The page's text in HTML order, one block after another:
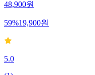
48,900원
59%19,900원
5.0